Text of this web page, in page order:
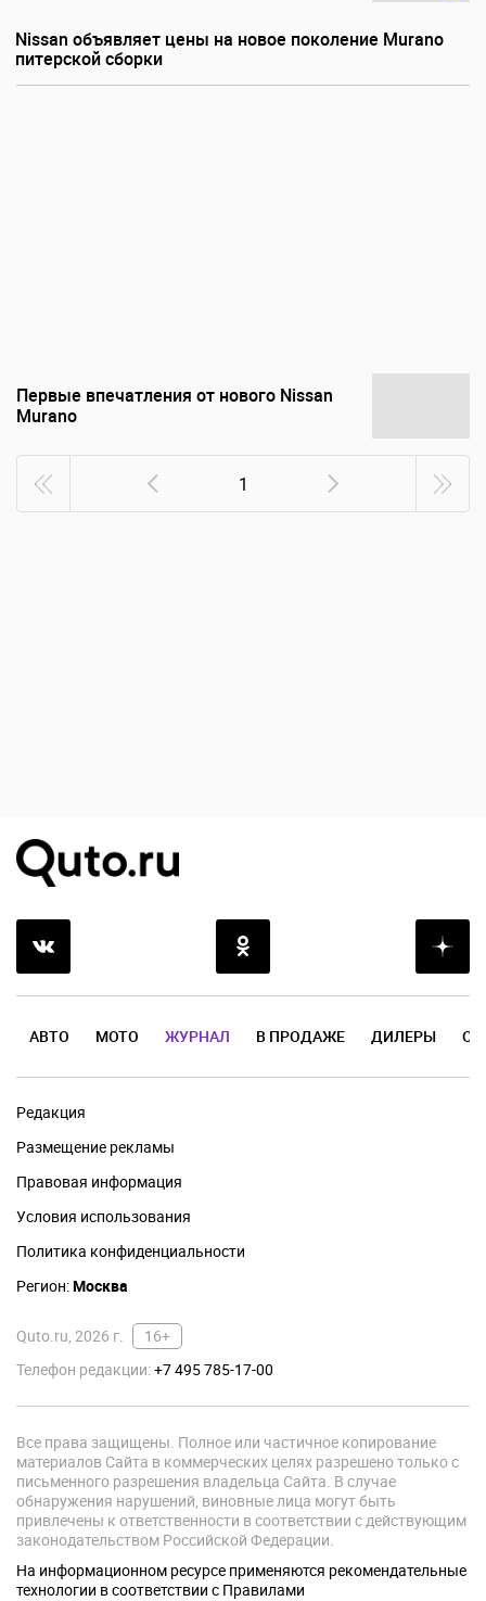
Nissan объявляет цены на новое поколение Murano
питерской сборки
Первые впечатления от нового Nissan
Murano
1
АВТО МОТО ЖУРНАЛ В ПРОДАЖЕ ДИЛЕРЫ
Редакция
Размещение рекламы
Правовая информация
Условия использования
Политика конфиденциальности
Регион:Москва
Quto.ru, 2026 г.
16+
Телефон редакции:+7 495 785-17-00
Все права защищены. Полное или частичное копирование
материалов Сайта в коммерческих целях разрешено только с
письменного разрешения владельца Сайта. В случае
обнаружения нарушений, виновные лица могут быть
привлечены к ответственности в соответствии с действующим
законодательством Российской Федерации.
На информационном ресурсе применяются рекомендательные
технологии в соответствии с Правилами